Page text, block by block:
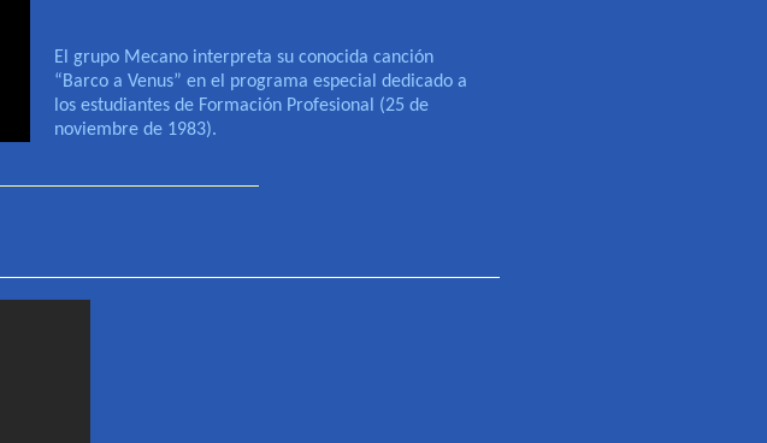
El grupo Mecano interpreta su conocida canción
“Barco a Venus” en el programa especial dedicado a
los estudiantes de Formación Profesional (25 de
noviembre de 1983).